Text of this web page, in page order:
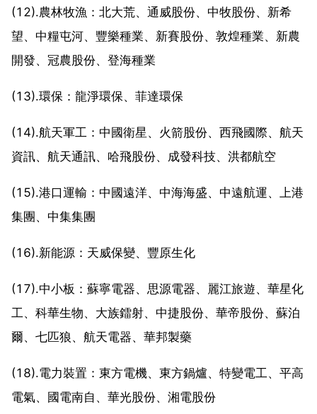
(12).農林牧漁：北大荒、通威股份、中牧股份、新希
望、中糧屯河、豐樂種業、新賽股份、敦煌種業、新農
開發、冠農股份、登海種業
(13).環保：龍淨環保、菲達環保
(14).航天軍工：中國衛星、火箭股份、西飛國際、航天
資訊、航天通訊、哈飛股份、成發科技、洪都航空
(15).港口運輸：中國遠洋、中海海盛、中遠航運、上港
集團、中集集團
(16).新能源：天威保變、豐原生化
(17).中小板：蘇寧電器、思源電器、麗江旅遊、華星化
工、科華生物、大族鐳射、中捷股份、華帝股份、蘇泊
爾、七匹狼、航天電器、華邦製藥
(18).電力裝置：東方電機、東方鍋爐、特變電工、平高
電氣、國電南自、華光股份、湘電股份